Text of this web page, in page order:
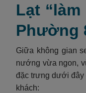
Lạt
Phường
Giữa không gian
nướng vừa ngon,
đặc trưng dưới đây
khách: